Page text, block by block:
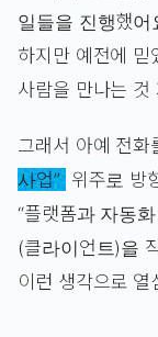
일들을 진행했어
하지만 예전에 믿
사람을 만나는 것
그래서 아예 전
사업” 위주로 방
“플랫폼과 자동
(클라이언트)을
이런 생각으로